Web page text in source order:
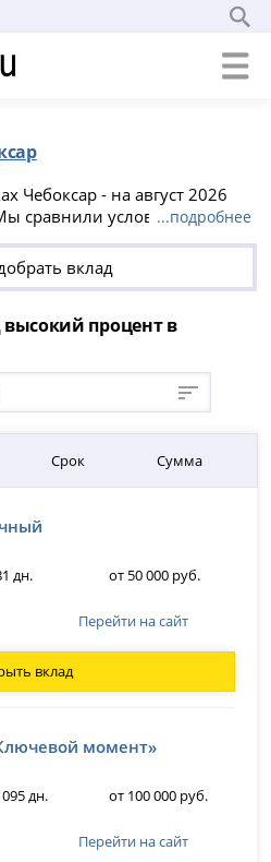
Чебоксар - на август 2026
сравнили условия всех
можете положить деньги на
сумма вклада от 1
...подробнее
вклад
процент в
Срок Сумма
дн. от 50 000 руб.
Перейти на сайт
вклад
момент»
дн. от 100 000 руб.
Перейти на сайт